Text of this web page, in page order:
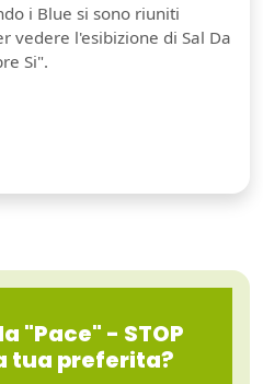
i Blue si sono riuniti
vedere l'esibizione di Sal Da
Si".
"Pace" - STOP
tua preferita?